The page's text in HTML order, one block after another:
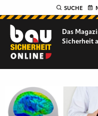
SUCHE
Das
Sicherheit